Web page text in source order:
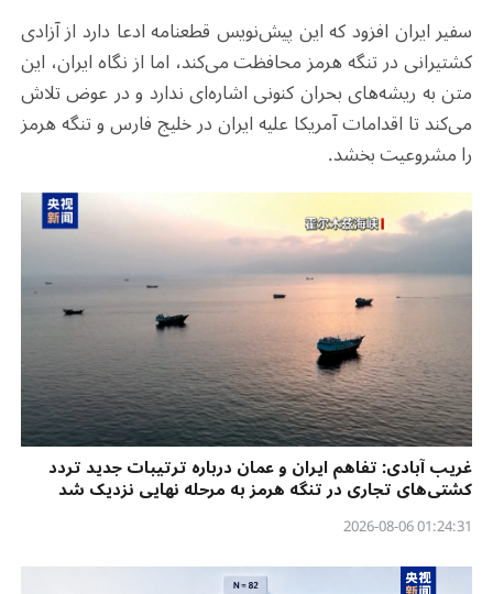
سفیر ایران افزود که این پیش‌نویس قطعنامه ادعا دارد از آزادی
کشتیرانی در تنگه هرمز محافظت می‌کند، اما از نگاه ایران، این
متن به ریشه‌های بحران کنونی اشاره‌ای ندارد و در عوض تلاش
می‌کند تا اقدامات آمریکا علیه ایران در خلیج فارس و تنگه هرمز
را مشروعیت بخشد.
غریب آبادی: تفاهم ایران و عمان درباره ترتیبات جدید تردد
کشتی‌های تجاری در تنگه هرمز به مرحله نهایی نزدیک شد
01:24:31 2026-08-06